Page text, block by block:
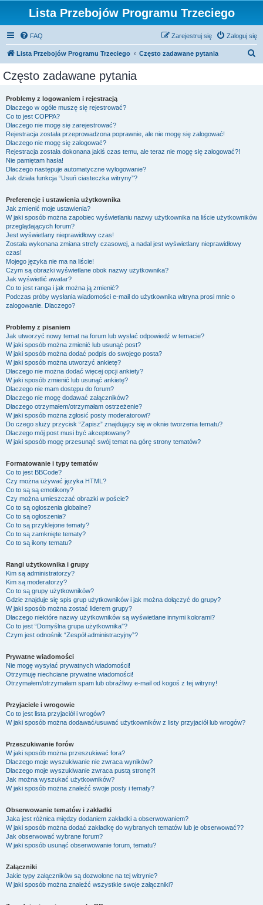
Lista Przebojów Programu Trzeciego
FAQ Zaloguj się
Zarejestruj się
Lista Przebojów Programu Trzeciego Często zadawane pytania
Często zadawane pytania
Problemy z logowaniem i rejestracją
Dlaczego w ogóle muszę się rejestrować?
Co to jest COPPA?
Dlaczego nie mogę się zarejestrować?
Rejestracja została przeprowadzona poprawnie, ale nie mogę się zalogować!
Dlaczego nie mogę się zalogować?
Rejestracja została dokonana jakiś czas temu, ale teraz nie mogę się zalogować?!
Nie pamiętam hasła!
Dlaczego następuje automatyczne wylogowanie?
Jak działa funkcja “Usuń ciasteczka witryny”?
Preferencje i ustawienia użytkownika
Jak zmienić moje ustawienia?
W jaki sposób można zapobiec wyświetlaniu nazwy użytkownika na liście użytkowników
przeglądających forum?
Jest wyświetlany nieprawidłowy czas!
Została wykonana zmiana strefy czasowej, a nadal jest wyświetlany nieprawidłowy
czas!
Mojego języka nie ma na liście!
Czym są obrazki wyświetlane obok nazwy użytkownika?
Jak wyświetlić awatar?
Co to jest ranga i jak można ją zmienić?
Podczas próby wysłania wiadomości e-mail do użytkownika witryna prosi mnie o
zalogowanie. Dlaczego?
Problemy z pisaniem
Jak utworzyć nowy temat na forum lub wysłać odpowiedź w temacie?
W jaki sposób można zmienić lub usunąć post?
W jaki sposób można dodać podpis do swojego posta?
W jaki sposób można utworzyć ankietę?
Dlaczego nie można dodać więcej opcji ankiety?
W jaki sposób zmienić lub usunąć ankietę?
Dlaczego nie mam dostępu do forum?
Dlaczego nie mogę dodawać załączników?
Dlaczego otrzymałem/otrzymałam ostrzeżenie?
W jaki sposób można zgłosić posty moderatorowi?
Do czego służy przycisk “Zapisz” znajdujący się w oknie tworzenia tematu?
Dlaczego mój post musi być akceptowany?
W jaki sposób mogę przesunąć swój temat na górę strony tematów?
Formatowanie i typy tematów
Co to jest BBCode?
Czy można używać języka HTML?
Co to są są emotikony?
Czy można umieszczać obrazki w poście?
Co to są ogłoszenia globalne?
Co to są ogłoszenia?
Co to są przyklejone tematy?
Co to są zamknięte tematy?
Co to są ikony tematu?
Rangi użytkownika i grupy
Kim są administratorzy?
Kim są moderatorzy?
Co to są grupy użytkowników?
Gdzie znajduje się spis grup użytkowników i jak można dołączyć do grupy?
W jaki sposób można zostać liderem grupy?
Dlaczego niektóre nazwy użytkowników są wyświetlane innymi kolorami?
Co to jest “Domyślna grupa użytkownika”?
Czym jest odnośnik “Zespół administracyjny”?
Prywatne wiadomości
Nie mogę wysyłać prywatnych wiadomości!
Otrzymuję niechciane prywatne wiadomości!
Otrzymałem/otrzymałam spam lub obraźliwy e-mail od kogoś z tej witryny!
Przyjaciele i wrogowie
Co to jest lista przyjaciół i wrogów?
W jaki sposób można dodawać/usuwać użytkowników z listy przyjaciół lub wrogów?
Przeszukiwanie forów
W jaki sposób można przeszukiwać fora?
Dlaczego moje wyszukiwanie nie zwraca wyników?
Dlaczego moje wyszukiwanie zwraca pustą stronę?!
Jak można wyszukać użytkowników?
W jaki sposób można znaleźć swoje posty i tematy?
Obserwowanie tematów i zakładki
Jaka jest różnica między dodaniem zakładki a obserwowaniem?
W jaki sposób można dodać zakładkę do wybranych tematów lub je obserwować??
Jak obserwować wybrane forum?
W jaki sposób usunąć obserwowanie forum, tematu?
Załączniki
Jakie typy załączników są dozwolone na tej witrynie?
W jaki sposób można znaleźć wszystkie swoje załączniki?